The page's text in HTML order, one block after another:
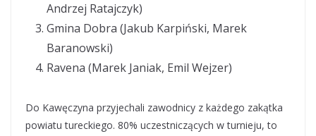
Andrzej Ratajczyk)
Gmina Dobra (Jakub Karpiński, Marek
Baranowski)
Ravena (Marek Janiak, Emil Wejzer)
Do Kawęczyna przyjechali zawodnicy z każdego zakątka
powiatu tureckiego. 80% uczestniczących w turnieju, to